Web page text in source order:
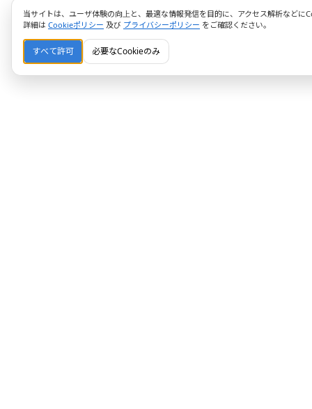
当サイトは、ユーザ体験の向上と、最適な情報発信を目的に、アクセス解析などに
詳細は Cookieポリシー 及び プライバシーポリシー をご確認ください。
すべて許可 必要なCookieのみ